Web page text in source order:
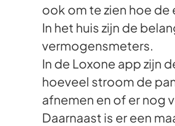
ook om te zien hoe
In het huis zijn de
vermogensmeters.
In de Loxone app zijn
hoeveel stroom de
afnemen en of er nog
Daarnaast is er een